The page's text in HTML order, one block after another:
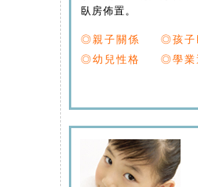
臥房佈置。
◎親子關係
◎孩子
◎幼兒性格
◎學業